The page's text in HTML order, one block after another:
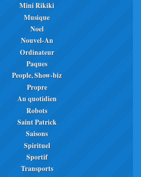
Mini Rikiki
Musique
Noel
Nouvel-An
Ordinateur
Paques
People, Show-biz
Propre
Au quotidien
Robots
Saint Patrick
Saisons
Spirituel
Sportif
Transports